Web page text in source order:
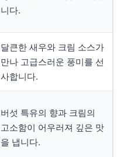
니다.
달큰한 새우와 크림 소스가
만나 고급스러운 풍미를 선
사합니다.
버섯 특유의 향과 크림의
고소함이 어우러져 깊은 맛
을 냅니다.